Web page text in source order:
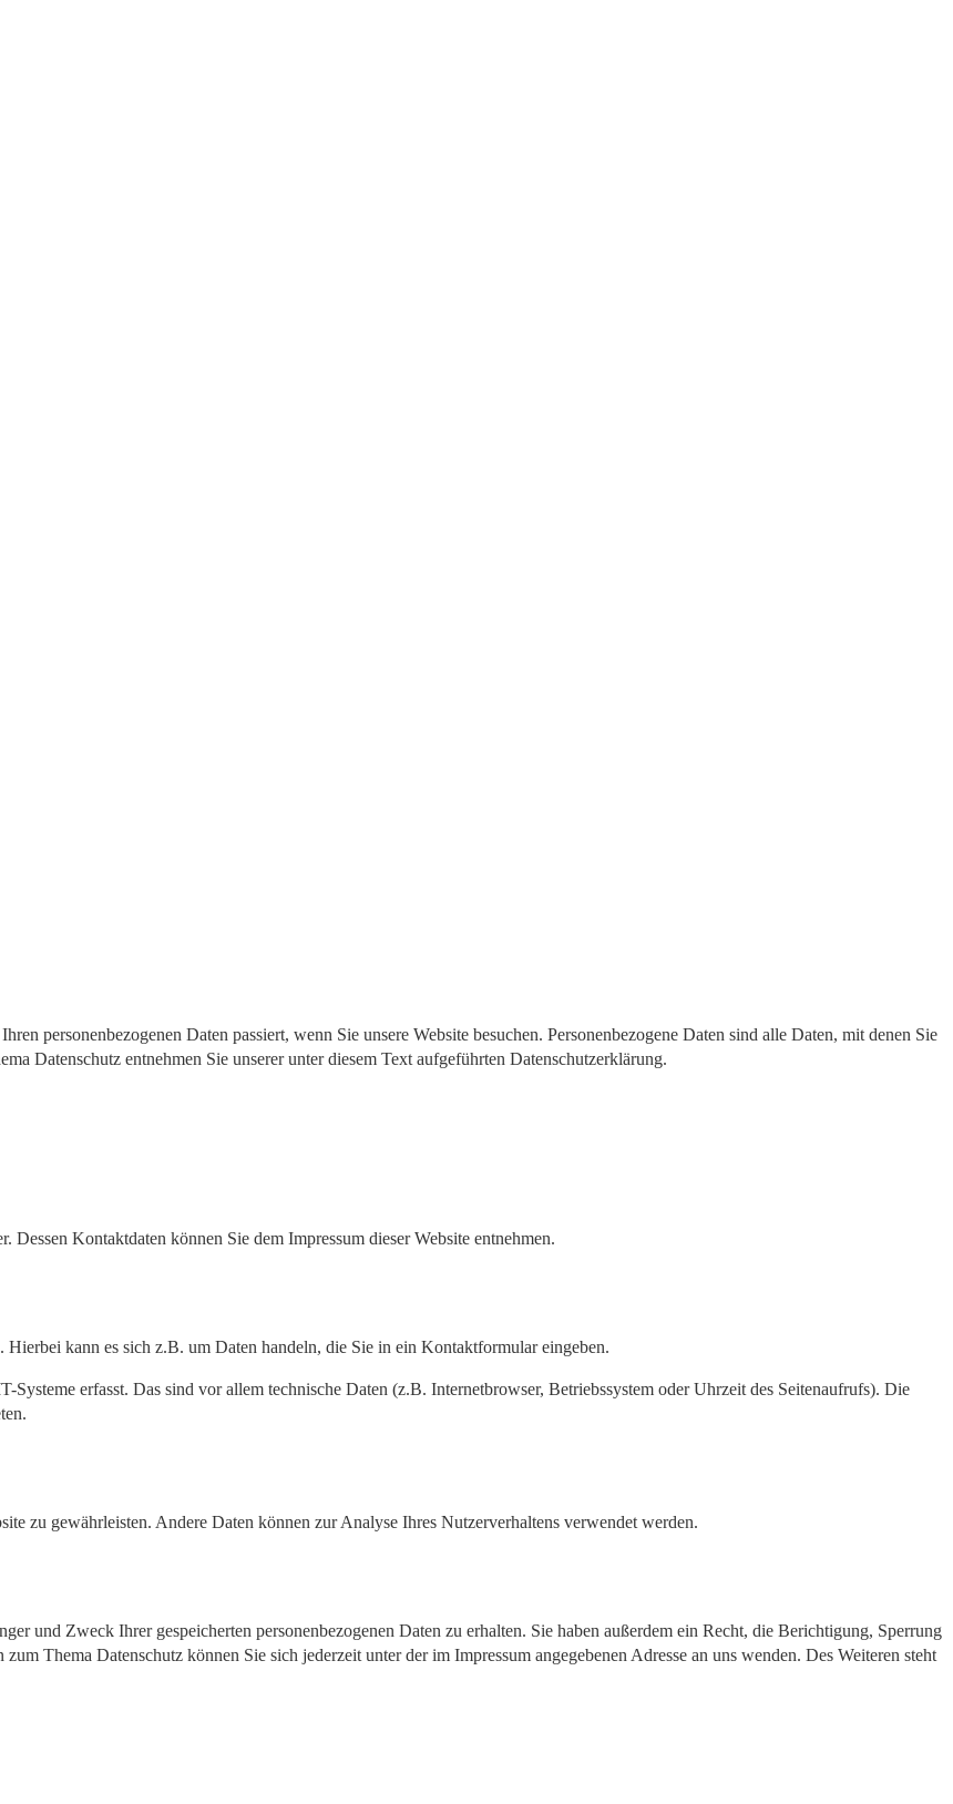
personenbezogenen Daten passiert, wenn Sie unsere Website besuchen. Personenbezogene Daten sind alle Daten, mit denen Sie
Datenschutz entnehmen Sie unserer unter diesem Text aufgeführten Datenschutzerklärung.
Kontaktdaten können Sie dem Impressum dieser Website entnehmen.
kann es sich z.B. um Daten handeln, die Sie in ein Kontaktformular eingeben.
Systeme erfasst. Das sind vor allem technische Daten (z.B. Internetbrowser, Betriebssystem oder Uhrzeit des Seitenaufrufs). Die
zu gewährleisten. Andere Daten können zur Analyse Ihres Nutzerverhaltens verwendet werden.
und Zweck Ihrer gespeicherten personenbezogenen Daten zu erhalten. Sie haben außerdem ein Recht, die Berichtigung, Sperrung
Thema Datenschutz können Sie sich jederzeit unter der im Impressum angegebenen Adresse an uns wenden. Des Weiteren steht